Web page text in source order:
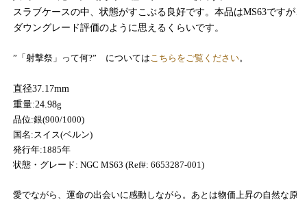
スラブケースの中、状態がすこぶる良好です。本品はMS63ですが
ダウングレード評価のように思えるくらいです。
”「射撃祭」って何?” についてはこちらをご覧ください。
直径37.17mm
重量:24.98g
品位:銀(900/1000)
国名:スイス(ベルン)
発行年:1885年
状態・グレード: NGC MS63 (Ref#: 6653287-001)
愛でながら、運命の出会いに感動しながら。あとは物価上昇の自然な原